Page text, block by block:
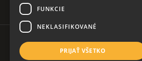
FUNKCIE
NEKLASIFIKOVANÉ
PRIJAŤ VŠETKO